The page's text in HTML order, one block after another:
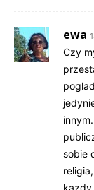
ewa
Czy
sobie